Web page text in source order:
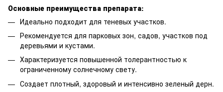
Основные преимущества препарата:
Идеально подходит для теневых участков.
Рекомендуется для парковых зон, садов, участков под
деревьями и кустами.
Характеризуется повышенной толерантностью к
ограниченному солнечному свету.
Создает плотный, здоровый и интенсивно зеленый дерн.